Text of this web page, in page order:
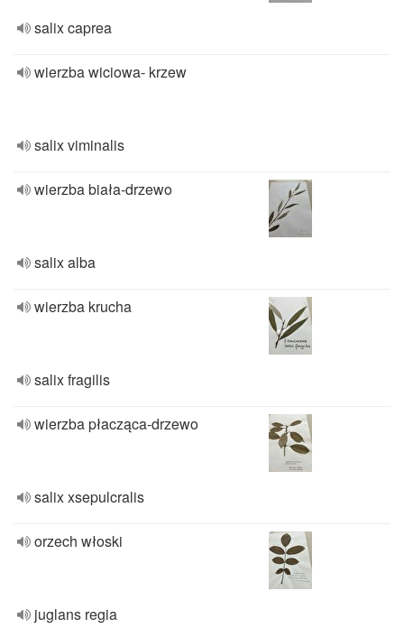
salix caprea
wierzba wiciowa- krzew
salix viminalis
wierzba biała-drzewo
salix alba
wierzba krucha
salix fragilis
wierzba płacząca-drzewo
salix xsepulcralis
orzech włoski
juglans regia